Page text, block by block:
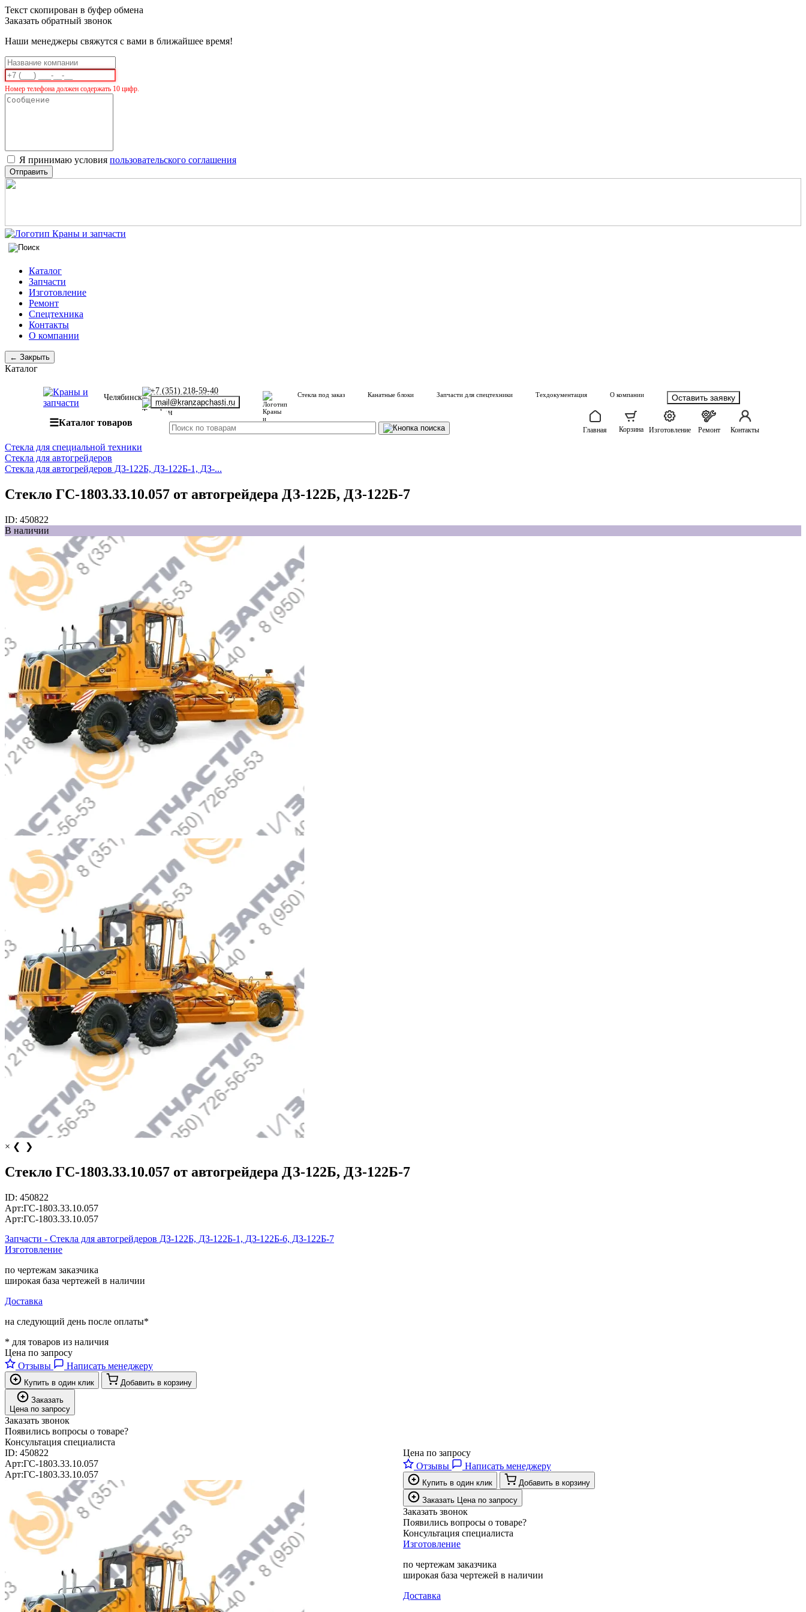
Текст скопирован в буфер обмена
Заказать обратный звонок
Наши менеджеры свяжутся с вами в ближайшее время!
Номер телефона должен содержать 10 цифр.
Я принимаю условия пользовательского соглашения
Отправить
Каталог
Запчасти
Изготовление
Ремонт
Спецтехника
Контакты
О компании
← Закрыть
Каталог
Челябинск
+7 (351) 218-59-40
mail@kranzapchasti.ru
Стекла под заказ Канатные блоки Запчасти для спецтехники Техдокументация О компании Оставить заявку
☰Каталог товаров
Главная Корзина Изготовление Ремонт Контакты
Стекла для специальной техники
Стекла для автогрейдеров
Стекла для автогрейдеров ДЗ-122Б, ДЗ-122Б-1, ДЗ-...
Стекло ГС-1803.33.10.057 от автогрейдера ДЗ-122Б, ДЗ-122Б-7
ID: 450822
В наличии
× ❮ ❯
Стекло ГС-1803.33.10.057 от автогрейдера ДЗ-122Б, ДЗ-122Б-7
ID: 450822
Арт:ГС-1803.33.10.057
Арт:ГС-1803.33.10.057
Запчасти - Стекла для автогрейдеров ДЗ-122Б, ДЗ-122Б-1, ДЗ-122Б-6, ДЗ-122Б-7
Изготовление
по чертежам заказчика
широкая база чертежей в наличии
Доставка
на следующий день после оплаты*
* для товаров из наличия
Цена по запросу
Отзывы
Написать менеджеру
Купить в один клик
Добавить в корзину
Заказать
Цена по запросу
Заказать звонок
Появились вопросы о товаре?
Консультация специалиста
ID: 450822
Арт:ГС-1803.33.10.057
Арт:ГС-1803.33.10.057
Цена по запросу
Отзывы
Написать менеджеру
Купить в один клик
Добавить в корзину
Заказать Цена по запросу
Заказать звонок
Появились вопросы о товаре?
Консультация специалиста
Изготовление
по чертежам заказчика
широкая база чертежей в наличии
Доставка